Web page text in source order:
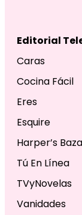
Editorial
Caras
Cocina Fácil
Eres
Esquire
Harper’s
Tú En Línea
TVyNovelas
Vanidades